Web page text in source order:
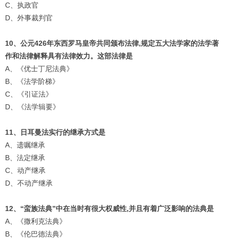
C、执政官
D、外事裁判官
10、公元426年东西罗马皇帝共同颁布法律,规定五大法学家的法学著
作和法律解释具有法律效力。这部法律是
A、《优士丁尼法典》
B、《法学阶梯》
C、《引证法》
D、《法学辑要》
11、日耳曼法实行的继承方式是
A、遗嘱继承
B、法定继承
C、动产继承
D、不动产继承
12、“蛮族法典”中在当时有很大权威性,并且有着广泛影响的法典是
A、《撒利克法典》
B、《伦巴德法典》